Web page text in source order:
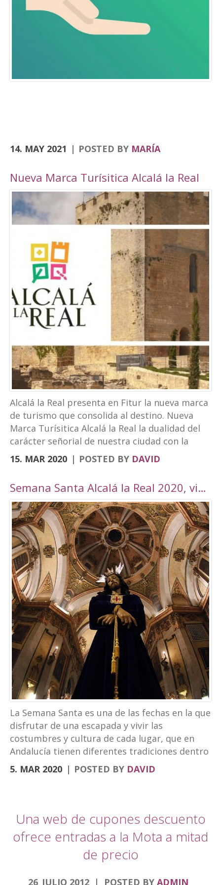
o el yacimiento de Domus Herculana, entre
otros. Incorpora la visita y entrada a la
Fortaleza de la Mota, con su Iglesia Abacial,
el apartado de senderismo, están previstas
14. MAY 2021 POSTED BY MARÍA
Nueva Marca Turísitica Alcalá la Real
Alcalá la Real presenta en Fitur la nueva marca
de turismo que consolida al destino. Nueva
Marca Turísitica Alcalá la Real la dualidad del
carácter señorial de nuestra ciudad con la
vanguardia y su realidad actual de ciudad
moderna. Fortaleza Abacial y pueblo nuevo.
«convivimos siendo además tierra de frontera
y que hemos querido plasmar en esta marca
tan poderosa». A través de cuatro elementos y
cuatro colores el logo destaca cultura,
patrimonio, entorno natural y experiencias. El
símbolo amarillo, que recuerda a un ojo,
engloba toda la cultura y singularidades de la
ciudad. El naranja, que representa la silueta de
una atalaya, se destina al patrimonio e
historia. El verde, por su parte, que dibuja una
hoja, es el elemento que identificará todo el
mundo rural y natural del municipio, junto con
el turismo activo. Por último, el tono magenta
simboliza un sendero abierto y se centra en el
turismo experiencial, unido al ocio y los
eventos. La marca puede verse en las
banderolas que el Ayuntamiento ha instalado
en la fachada de Palacio Abacial y el entorno de
Capuchinos, en el Paseo de los Álamos. El
cartel de la Semana […]
15. MAR 2020 POSTED BY DAVID
Semana Santa Alcalá la Real 2020, viaje por Andalucía
La Semana Santa es una de las fechas en la que
disfrutar de una escapada y vivir las
costumbres y cultura de cada lugar, que en
Andalucía tienen diferentes tradiciones dentro
de la Semana Santa. Desde el Hotel
Torrepalma te traemos una escapad diferente.
hacer en viajes cortos. Semana Santa Alcalá la
Real, roadtrip Córdoba, Granada y Jaén
Comenzamos por la Semana Santa de Alcalá la
Real donde se encuentra nuestro hotel.
alguna por muchos aspectos, fue declarada de
5. MAR 2020 POSTED BY DAVID
Una web de cupones descuento
ofrece entradas a la Mota a mitad
de precio
26. JULIO 2012 POSTED BY ADMIN